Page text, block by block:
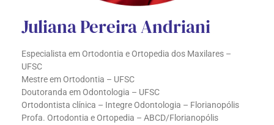
Juliana Pereira Andriani
Especialista em Ortodontia e Ortopedia dos Maxilares –
UFSC
Mestre em Ortodontia – UFSC
Doutoranda em Odontologia – UFSC
Ortodontista clínica – Integre Odontologia – Florianopólis
Profa. Ortodontia e Ortopedia – ABCD/Florianopólis